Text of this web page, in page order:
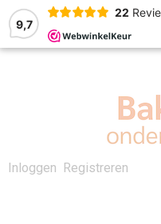
9,7
22
Inloggen Registreren